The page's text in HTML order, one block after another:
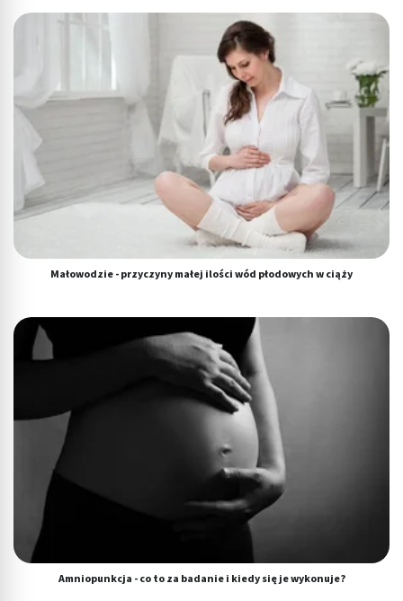
Małowodzie - przyczyny małej ilości wód płodowych w ciąży
Amniopunkcja - co to za badanie i kiedy się je wykonuje?